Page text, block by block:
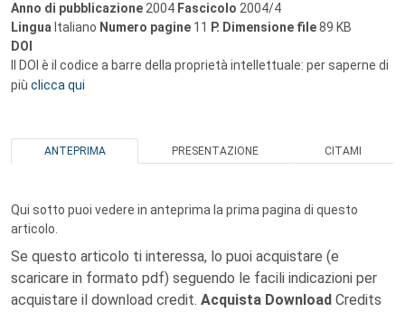
Anno di pubblicazione 2004 Fascicolo 2004/4
Lingua Italiano Numero pagine 11 P. Dimensione file89 KB
DOI
Il DOI è il codice a barre della proprietà intellettuale: per saperne di
più clicca qui
ANTEPRIMA PRESENTAZIONE CITAMI
Qui sotto puoi vedere in anteprima la prima pagina di questo
articolo.
Se questo articolo ti interessa, lo puoi acquistare (e
scaricare in formato pdf) seguendo le facili indicazioni per
acquistare il download credit. Acquista Download Credits